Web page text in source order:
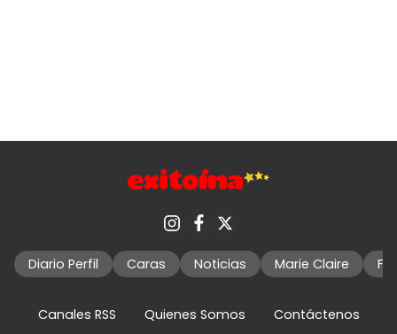
Diario Perfil Caras Noticias Marie Claire
Canales RSS Quienes Somos Contáctenos